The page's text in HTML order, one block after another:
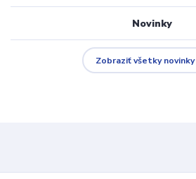
Novinky
Zobraziť všetky novinky